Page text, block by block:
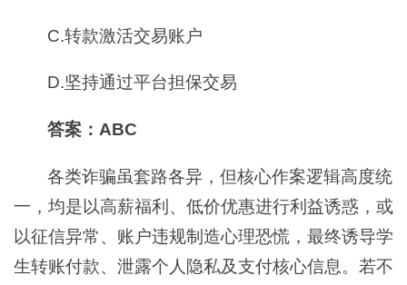
C.转款激活交易账户
D.坚持通过平台担保交易
答案：ABC
各类诈骗虽套路各异，但核心作案逻辑高度统
一，均是以高薪福利、低价优惠进行利益诱惑，或
以征信异常、账户违规制造心理恐慌，最终诱导学
生转账付款、泄露个人隐私及支付核心信息。若不